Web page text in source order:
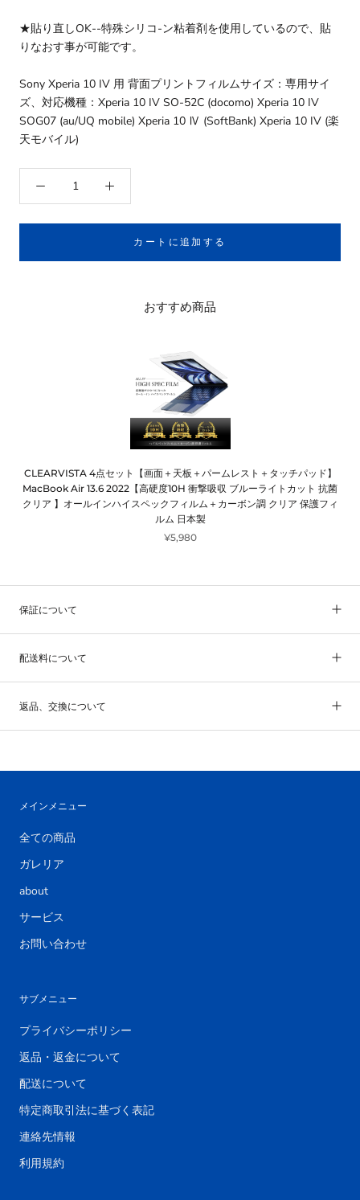
★貼り直しOK--特殊シリコ-ン粘着剤を使用しているので、貼
りなおす事が可能です。
Sony Xperia 10 IV 用 背面プリントフィルムサイズ：専用サイ
ズ、対応機種：Xperia 10 IV SO-52C (docomo) Xperia 10 IV
SOG07 (au/UQ mobile) Xperia 10 Ⅳ (SoftBank) Xperia 10 IV (楽
天モバイル)
カートに追加する
おすすめ商品
CLEARVISTA 4点セット【画面＋天板＋パームレスト＋タッチパッド】
MacBook Air 13.6 2022【高硬度10H 衝撃吸収 ブルーライトカット 抗菌
クリア 】オールインハイスペックフィルム＋カーボン調 クリア 保護フィ
ルム 日本製
¥5,980
保証について
配送料について
返品、交換について
メインメニュー
全ての商品
ガレリア
about
サービス
お問い合わせ
サブメニュー
プライバシーポリシー
返品・返金について
配送について
特定商取引法に基づく表記
連絡先情報
利用規約